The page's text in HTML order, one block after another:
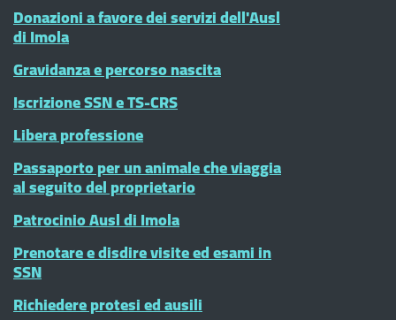
Donazioni a favore dei servizi dell'Ausl
di Imola
Gravidanza e percorso nascita
Iscrizione SSN e TS-CRS
Libera professione
Passaporto per un animale che viaggia
al seguito del proprietario
Patrocinio Ausl di Imola
Prenotare e disdire visite ed esami in
SSN
Richiedere protesi ed ausili